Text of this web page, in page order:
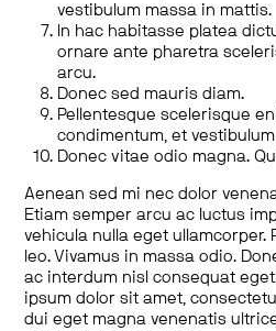
vestibulum massa in mattis.
In hac habitasse platea
ornare ante pharetra
arcu.
Donec sed mauris diam.
Pellentesque scelerisque
condimentum, et
Donec vitae odio magna.
Aenean sed mi nec dolor
Etiam semper arcu ac luctus
vehicula nulla eget ullamcorper.
leo. Vivamus in massa odio.
ac interdum nisl consequat
ipsum dolor sit amet,
dui eget magna venenatis